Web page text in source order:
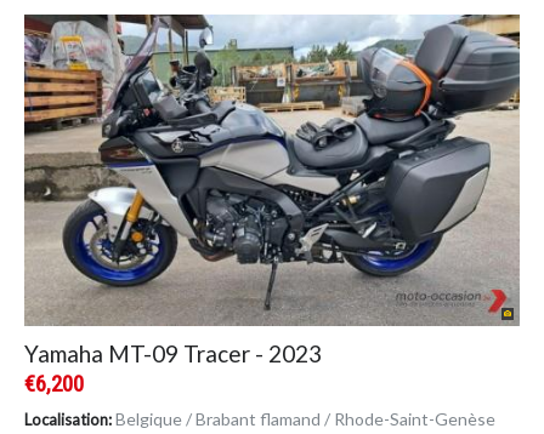
Yamaha MT-09 Tracer - 2023
€6,200
Localisation:Belgique / Brabant flamand / Rhode-Saint-Genèse